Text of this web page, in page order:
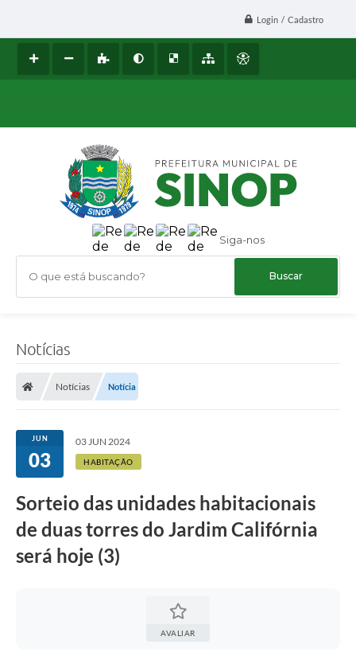
Login / Cadastro
Siga-nos
O que está buscando?
Notícias
Notícias Notícia
JUN
03
03 JUN 2024
HABITAÇÃO
Sorteio das unidades habitacionais
de duas torres do Jardim Califórnia
será hoje (3)
AVALIAR